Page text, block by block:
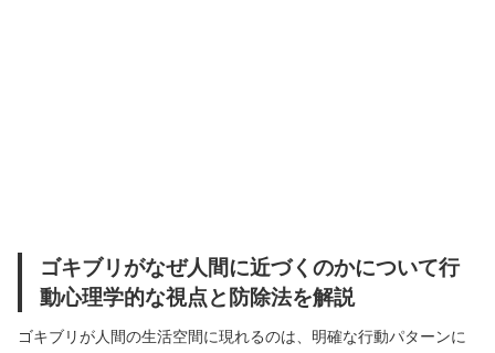
ゴキブリがなぜ人間に近づくのかについて行
動心理学的な視点と防除法を解説
ゴキブリが人間の生活空間に現れるのは、明確な行動パターンに